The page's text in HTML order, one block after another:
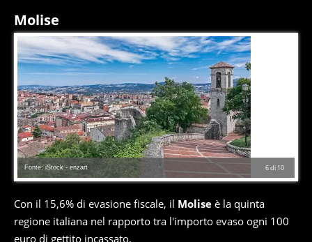
Molise
6di 10
Fonte: iStock - enzart
Con il 15,6% di evasione fiscale, il Molise è la quinta
regione italiana nel rapporto tra l'importo evaso ogni 100
euro di gettito incassato.